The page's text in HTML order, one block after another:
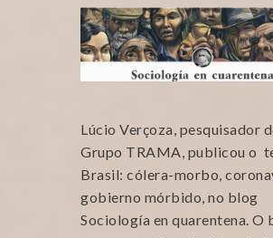
Lúcio Verçoza, pesquisador
Grupo TRAMA, publicou o
Brasil: cólera-morbo,
gobierno mórbido, no blog
Sociología en quarentena. O